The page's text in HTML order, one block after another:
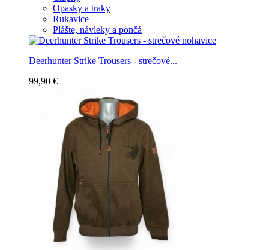
Opasky a traky
Rukavice
Plášte, návleky a pončá
Deerhunter Strike Trousers - strečové...
99,90 €